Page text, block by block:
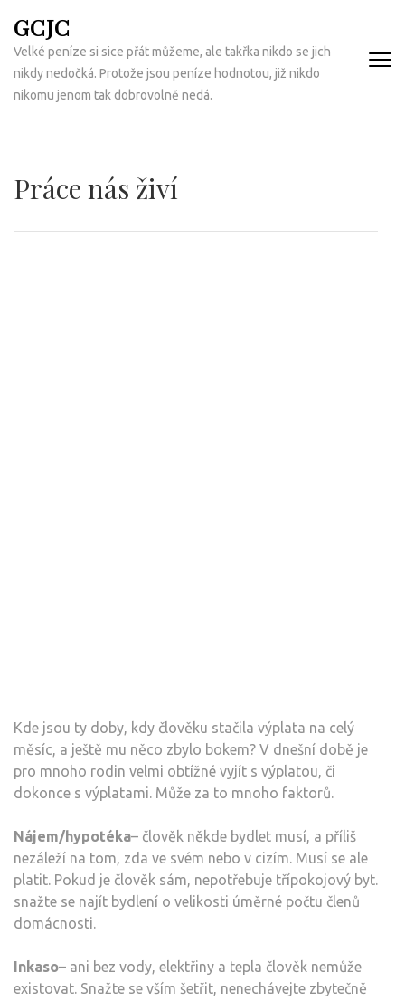
na
obsah
(Enter)
GCJC
Velké peníze si sice přát můžeme, ale takřka nikdo se jich
nikdy nedočká. Protože jsou peníze hodnotou, již nikdo
nikomu jenom tak dobrovolně nedá.
Práce nás živí
Kde jsou ty doby, kdy člověku stačila výplata na celý
měsíc, a ještě mu něco zbylo bokem? V dnešní době je
pro mnoho rodin velmi obtížné vyjít s výplatou, či
dokonce s výplatami. Může za to mnoho faktorů.
Nájem/hypotéka– člověk někde bydlet musí, a příliš
nezáleží na tom, zda ve svém nebo v cizím. Musí se ale
platit. Pokud je člověk sám, nepotřebuje třípokojový byt.
snažte se najít bydlení o velikosti úměrné počtu členů
domácnosti.
Inkaso– ani bez vody, elektřiny a tepla člověk nemůže
existovat. Snažte se vším šetřit, nenechávejte zbytečně